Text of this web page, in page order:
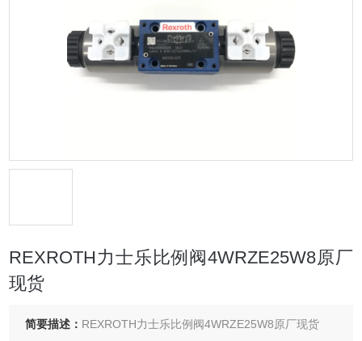
REXROTH力士乐比例阀4WRZE25W8原厂
现货
简要描述： REXROTH力士乐比例阀4WRZE25W8原厂现货